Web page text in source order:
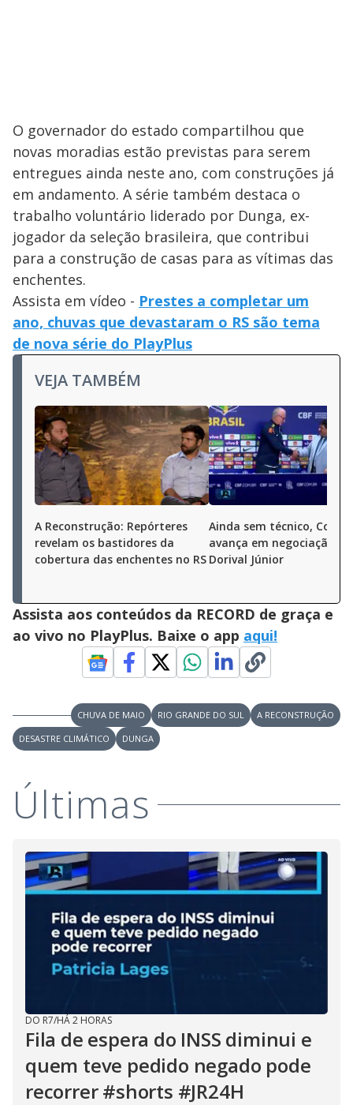
O governador do estado compartilhou que
novas moradias estão previstas para serem
entregues ainda neste ano, com construções já
em andamento. A série também destaca o
trabalho voluntário liderado por Dunga, ex-
jogador da seleção brasileira, que contribui
para a construção de casas para as vítimas das
enchentes.
Assista em vídeo - Prestes a completar um
ano, chuvas que devastaram o RS são tema
de nova série do PlayPlus
VEJA TAMBÉM
A Reconstrução: Repórteres
revelam os bastidores da
cobertura das enchentes no RS
Ainda sem técnico,
avança em negociação
Dorival Júnior
Assista aos conteúdos da RECORD de graça e
ao vivo no PlayPlus. Baixe o app aqui!
CHUVA DE MAIO RIO GRANDE DO SUL
A RECONSTRUÇÃO
DESASTRE CLIMÁTICO
DUNGA
Últimas
DO R7/HÁ 2 HORAS
Fila de espera do INSS diminui e
quem teve pedido negado pode
recorrer #shorts #JR24H